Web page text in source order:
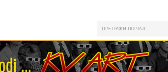
ПРЕТРАЖИ ПОРТАЛ